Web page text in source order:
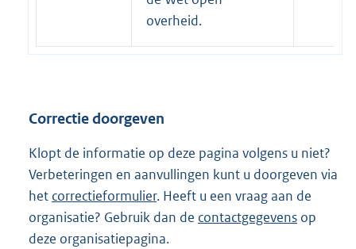
e
r
i
n
k
:
overheid.
Correctie doorgeven
Klopt de informatie op deze pagina volgens u niet?
Verbeteringen en aanvullingen kunt u doorgeven via
het correctieformulier. Heeft u een vraag aan de
organisatie? Gebruik dan de contactgegevens op
deze organisatiepagina.